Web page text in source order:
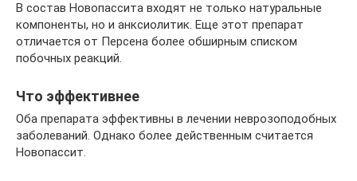
В состав Новопассита входят не только натуральные
компоненты, но и анксиолитик. Еще этот препарат
отличается от Персена более обширным списком
побочных реакций.
Что эффективнее
Оба препарата эффективны в лечении неврозоподобных
заболеваний. Однако более действенным считается
Новопассит.